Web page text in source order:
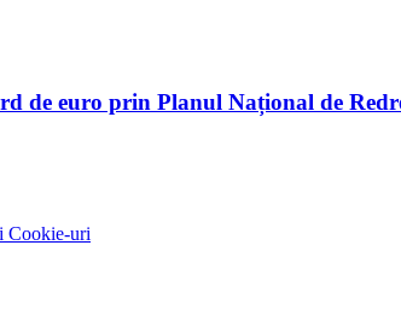
de euro prin Planul Național de
Cookie-uri